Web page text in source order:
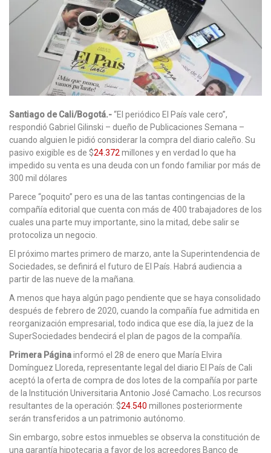
Santiago de Cali/Bogotá.-“El periódico El País vale cero”,
respondió Gabriel Gilinski – dueño de Publicaciones Semana –
cuando alguien le pidió considerar la compra del diario caleño. Su
pasivo exigible es de $24.372 millones y en verdad lo que ha
impedido su venta es una deuda con un fondo familiar por más de
300 mil dólares
Parece “poquito” pero es una de las tantas contingencias de la
compañía editorial que cuenta con más de 400 trabajadores de los
cuales una parte muy importante, sino la mitad, debe salir se
protocoliza un negocio.
El próximo martes primero de marzo, ante la Superintendencia de
Sociedades, se definirá el futuro de El País. Habrá audiencia a
partir de las nueve de la mañana.
A menos que haya algún pago pendiente que se haya consolidado
después de febrero de 2020, cuando la compañía fue admitida en
reorganización empresarial, todo indica que ese día, la juez de la
SuperSociedades bendecirá el plan de pagos de la compañía.
Primera Páginainformó el 28 de enero que María Elvira
Domínguez Lloreda, representante legal del diario El País de Cali
aceptó la oferta de compra de dos lotes de la compañía por parte
de la Institución Universitaria Antonio José Camacho. Los recursos
resultantes de la operación: $24.540 millones posteriormente
serán transferidos a un patrimonio autónomo.
Sin embargo, sobre estos inmuebles se observa la constitución de
una garantía hipotecaria a favor de los acreedores Banco de